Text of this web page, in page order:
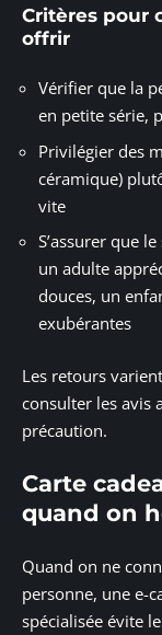
Critères pour
offrir
Vérifier que la
en petite série,
Privilégier des
céramique)
vite
S’assurer que
un adulte
douces, un
exubérantes
Les retours
consulter les avis
précaution.
Carte
quand on
Quand on ne
personne, une e-
spécialisée évite